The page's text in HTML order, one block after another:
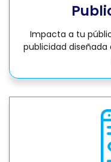
Impacta a tu
publicidad